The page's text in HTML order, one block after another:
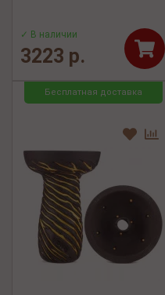
✓ В наличии
3223 р.
Бесплатная доставка